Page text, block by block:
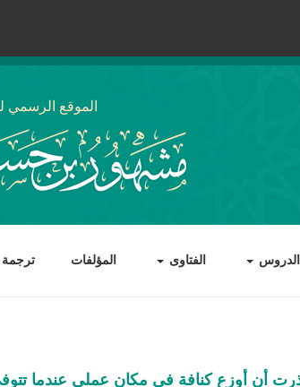
الموقع الرسمي
الدروس الفتاوى المؤلفات ترجمة
أن أوزع كنافة في مكان عملي عندما